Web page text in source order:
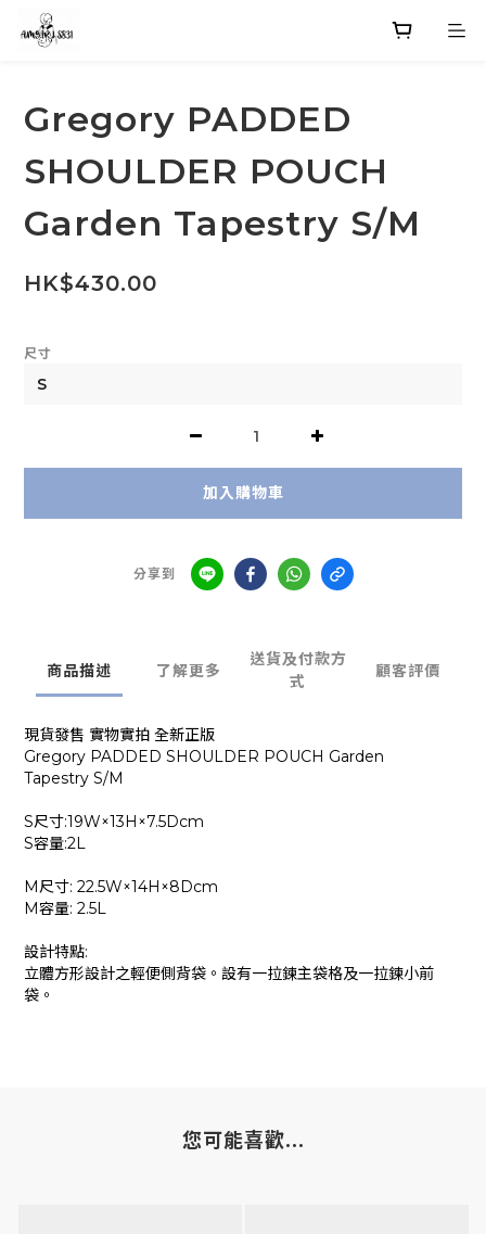
Gregory PADDED
SHOULDER POUCH
Garden Tapestry S/M
HK$430.00
尺寸
加入購物車
分享到
商品描述 了解更多
送貨及付款方
式
顧客評價
現貨發售 實物實拍 全新正版
Gregory PADDED SHOULDER POUCH Garden
Tapestry S/M
S尺寸:19W×13H×7.5Dcm
S容量:2L
M尺寸: 22.5W×14H×8Dcm
M容量: 2.5L
設計特點:
立體方形設計之輕便側背袋。設有一拉鍊主袋格及一拉鍊小前
袋。
您可能喜歡...